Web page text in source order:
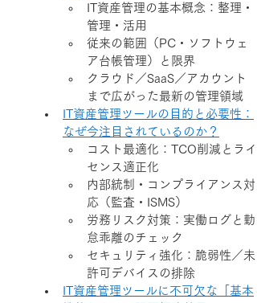
IT資産管理の基本概念：整理・
管理・活用
従来の範囲（PC・ソフトウェ
ア台帳管理）と限界
クラウド／SaaS／アカウント
まで広がった最新の管理領域
IT資産管理ツールの目的と必要性：
なぜ今注目されているのか？
コスト最適化：TCO削減とライ
センス適正化
内部統制・コンプライアンス対
応（監査・ISMS）
労務リスク対策：実働ログと勤
怠乖離のチェック
セキュリティ強化：脆弱性／未
許可デバイスの排除
IT資産管理ツールに不可欠な「基本